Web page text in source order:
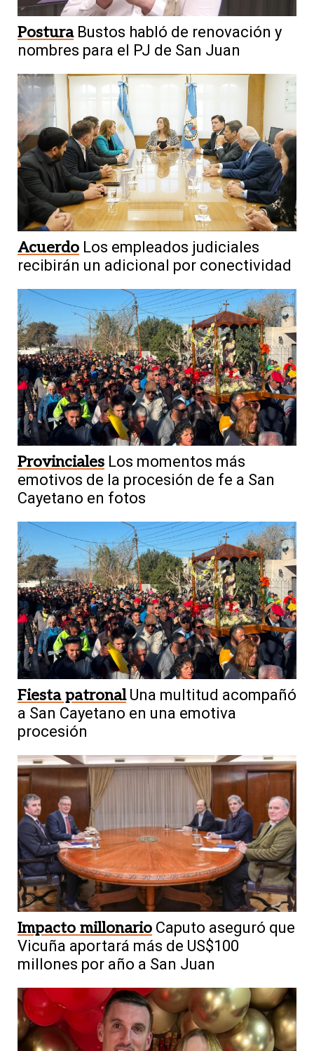
Postura Bustos habló de renovación y
nombres para el PJ de San Juan
Acuerdo Los empleados judiciales
recibirán un adicional por conectividad
Provinciales Los momentos más
emotivos de la procesión de fe a San
Cayetano en fotos
Fiesta patronal Una multitud acompañó
a San Cayetano en una emotiva
procesión
Impacto millonario Caputo aseguró que
Vicuña aportará más de US$100
millones por año a San Juan